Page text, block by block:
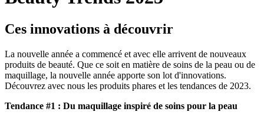
Ces innovations à découvrir
La nouvelle année a commencé et avec elle arrivent de nouveaux
produits de beauté. Que ce soit en matière de soins de la peau ou de
maquillage, la nouvelle année apporte son lot d'innovations.
Découvrez avec nous les produits phares et les tendances de 2023.
Tendance #1 : Du maquillage inspiré de soins pour la peau